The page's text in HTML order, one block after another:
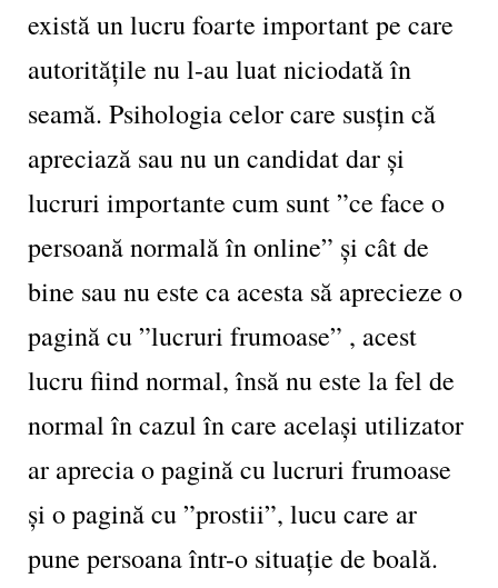
există un lucru foarte important pe care
autoritățile nu l-au luat niciodată în
seamă. Psihologia celor care susțin că
apreciază sau nu un candidat dar și
lucruri importante cum sunt ”ce face o
persoană normală în online” și cât de
bine sau nu este ca acesta să aprecieze o
pagină cu ”lucruri frumoase” , acest
lucru fiind normal, însă nu este la fel de
normal în cazul în care același utilizator
ar aprecia o pagină cu lucruri frumoase
și o pagină cu ”prostii”, lucu care ar
pune persoana într-o situație de boală.